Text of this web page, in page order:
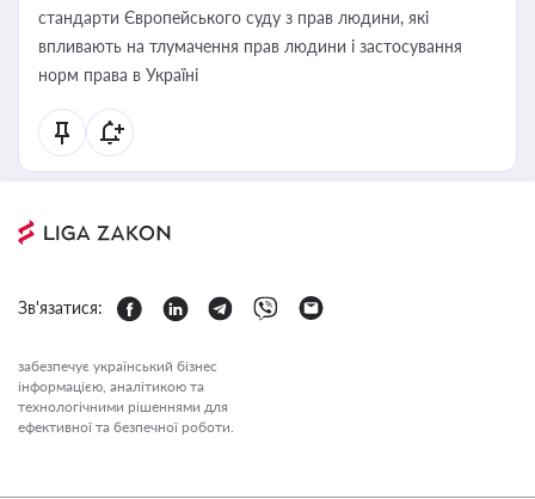
стандарти Європейського суду з прав людини, які
впливають на тлумачення прав людини і застосування
норм права в Україні
Зв'язатися:
забезпечує український бізнес
інформацією, аналітикою та
технологічними рішеннями для
ефективної та безпечної роботи.